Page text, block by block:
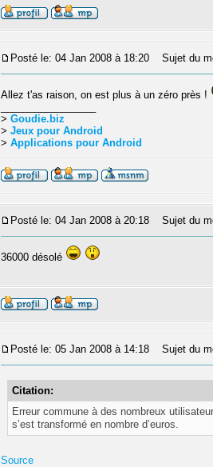
Posté le: 04 Jan 2008 à 18:20 Sujet du
Allez t'as raison, on est plus à un zéro près !
>Goudie.biz
>Jeux pour Android
>Applications pour Android
Posté le: 04 Jan 2008 à 20:18 Sujet du
36000 désolé
Posté le: 05 Jan 2008 à 14:18 Sujet du
Citation:
Erreur commune à des nombreux
s’est transformé en nombre d’euros.
Source